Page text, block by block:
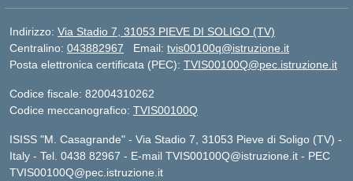
Indirizzo: Via Stadio 7, 31053 PIEVE DI SOLIGO (TV)
Centralino: 043882967 Email: tvis00100q@istruzione.it
Posta elettronica certificata (PEC): TVIS00100Q@pec.istruzione.it
Codice fiscale: 82004310262
Codice meccanografico: TVIS00100Q
ISISS "M. Casagrande" - Via Stadio 7, 31053 Pieve di Soligo (TV) -
Italy - Tel. 0438 82967 - E-mail TVIS00100Q@istruzione.it - PEC
TVIS00100Q@pec.istruzione.it